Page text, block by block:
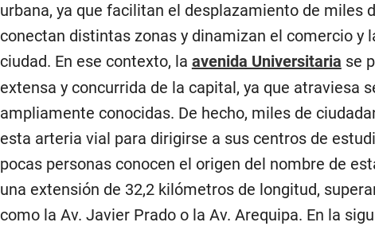
urbana, ya que facilitan el desplazamiento de miles
conectan distintas zonas y dinamizan el comercio y
ciudad. En ese contexto, la avenida Universitaria se
extensa y concurrida de la capital, ya que atraviesa
ampliamente conocidas. De hecho, miles de
esta arteria vial para dirigirse a sus centros de
pocas personas conocen el origen del nombre de
una extensión de 32,2 kilómetros de longitud,
como la Av. Javier Prado o la Av. Arequipa. En la